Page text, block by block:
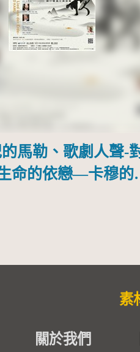
馬勒、歌劇人聲-
命的依戀—卡穆的
素
關於我們